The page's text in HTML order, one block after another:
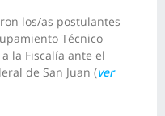
los/as postulantes
Técnico
la Fiscalía ante el
de San Juan (ver